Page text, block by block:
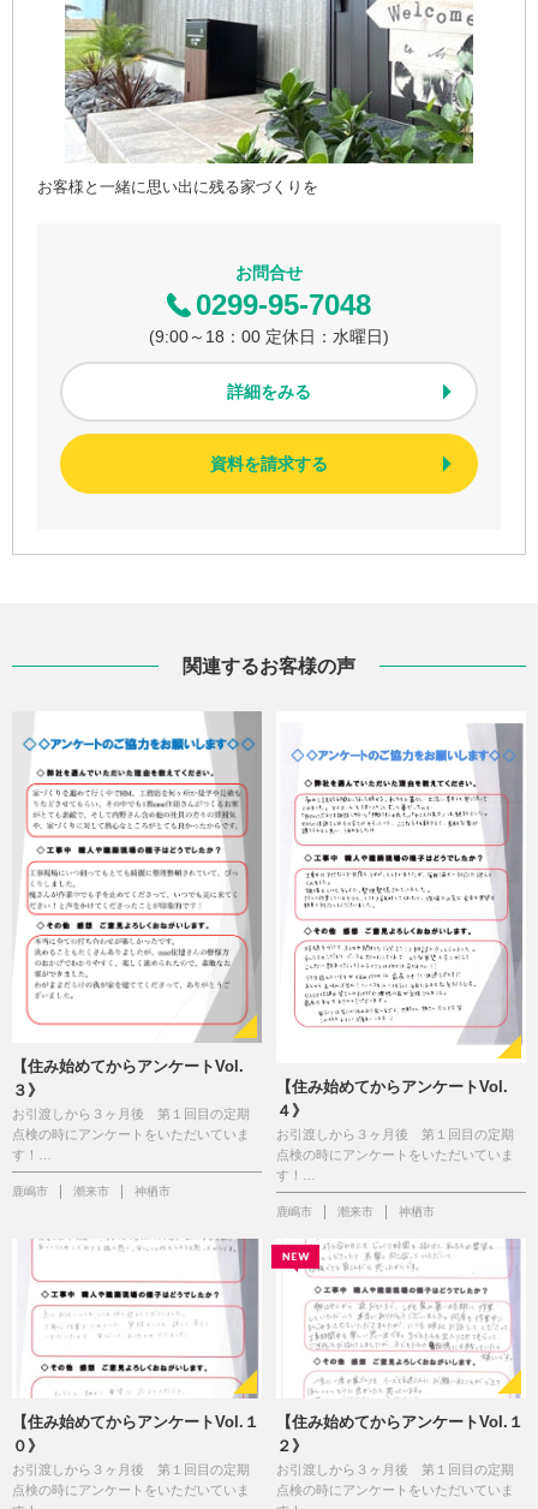
お客様と一緒に思い出に残る家づくりを
お問合せ
0299-95-7048
(9:00～18：00 定休日：水曜日)
詳細をみる
資料を請求する
関連するお客様の声
【住み始めてからアンケートVol.
３》
お引渡しから３ヶ月後 第１回目の定期
点検の時にアンケートをいただいていま
す！…
鹿嶋市 潮来市 神栖市
【住み始めてからアンケートVol.
４》
お引渡しから３ヶ月後 第１回目の定期
点検の時にアンケートをいただいていま
す！…
鹿嶋市 潮来市 神栖市
【住み始めてからアンケートVol.１
０》
お引渡しから３ヶ月後 第１回目の定期
点検の時にアンケートをいただいていま
【住み始めてからアンケートVol.１
２》
お引渡しから３ヶ月後 第１回目の定期
点検の時にアンケートをいただいていま